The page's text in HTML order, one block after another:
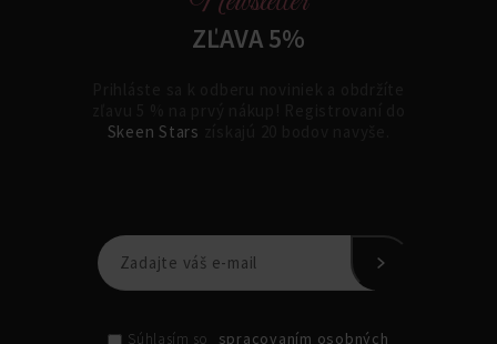
ZĽAVA 5%
Skeen Stars
Súhlasím so spracovaním osobných